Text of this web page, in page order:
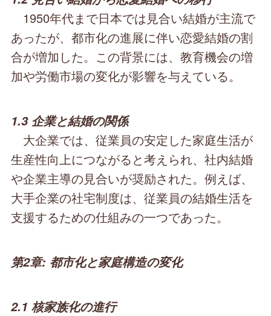
1950年代まで日本では見合い結婚が主流で
あったが、都市化の進展に伴い恋愛結婚の割
合が増加した。この背景には、教育機会の増
加や労働市場の変化が影響を与えている。
1.3 企業と結婚の関係
大企業では、従業員の安定した家庭生活が
生産性向上につながると考えられ、社内結婚
や企業主導の見合いが奨励された。例えば、
大手企業の社宅制度は、従業員の結婚生活を
支援するための仕組みの一つであった。
第2章: 都市化と家庭構造の変化
2.1 核家族化の進行